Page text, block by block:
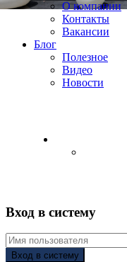
О компании
Контакты
Вакансии
Блог
Полезное
Видео
Новости
Вход в систему
Вход в систему